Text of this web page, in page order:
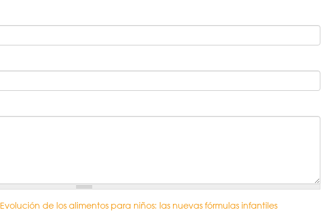
Evolución de los alimentos para niños: las nuevas fórmulas infantiles